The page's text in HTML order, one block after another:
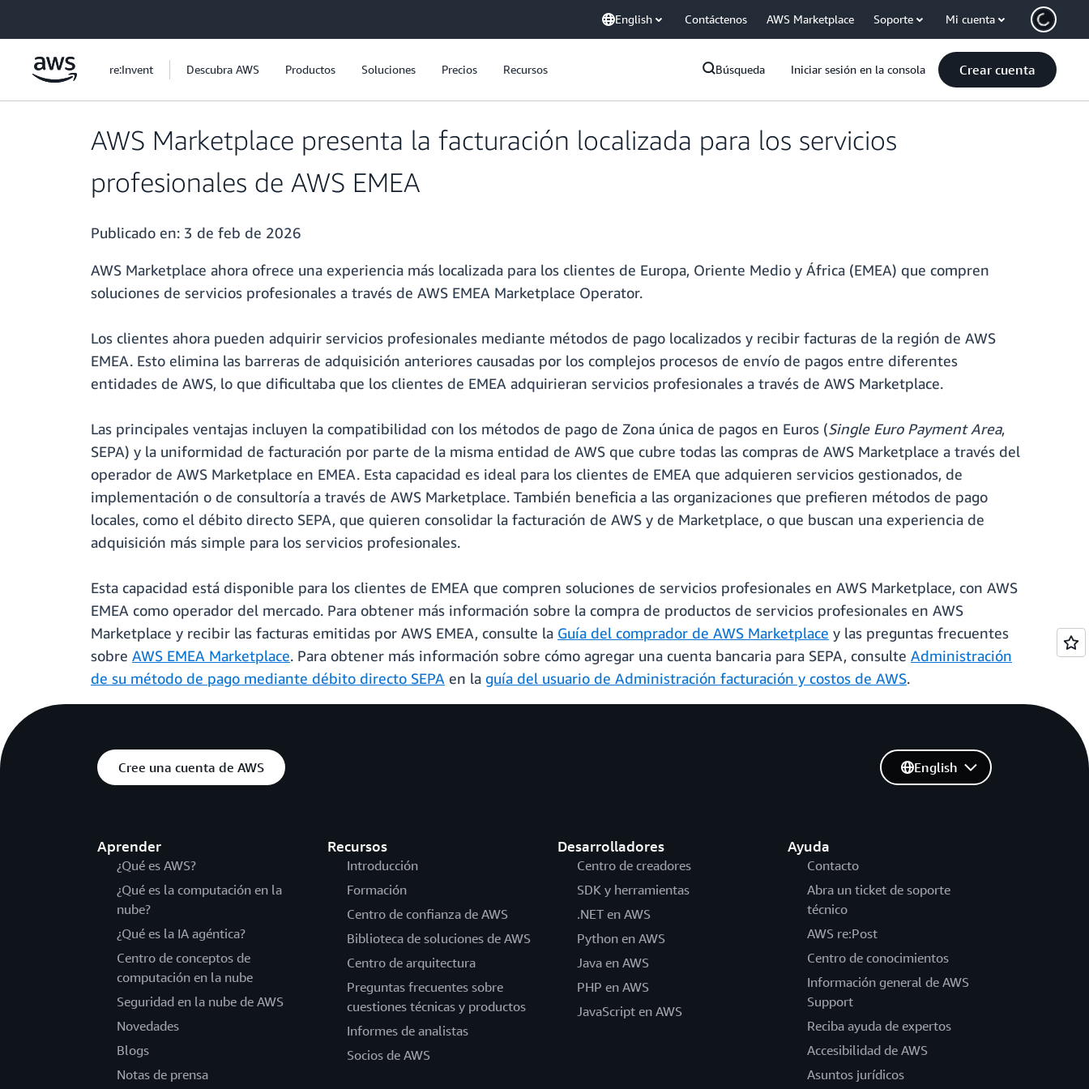
English Contáctenos AWS Marketplace Soporte Mi cuenta
re:Invent Descubra AWS Productos Soluciones Precios Recursos Búsqueda Iniciar sesión en la consola Crear cuenta
AWS Marketplace presenta la facturación localizada para los servicios
profesionales de AWS EMEA
Publicado en: 3 de feb de 2026
AWS Marketplace ahora ofrece una experiencia más localizada para los clientes de Europa, Oriente Medio y África (EMEA) que compren
soluciones de servicios profesionales a través de AWS EMEA Marketplace Operator.
Los clientes ahora pueden adquirir servicios profesionales mediante métodos de pago localizados y recibir facturas de la región de AWS
EMEA. Esto elimina las barreras de adquisición anteriores causadas por los complejos procesos de envío de pagos entre diferentes
entidades de AWS, lo que dificultaba que los clientes de EMEA adquirieran servicios profesionales a través de AWS Marketplace.
Las principales ventajas incluyen la compatibilidad con los métodos de pago de Zona única de pagos en Euros (Single Euro Payment Area,
SEPA) y la uniformidad de facturación por parte de la misma entidad de AWS que cubre todas las compras de AWS Marketplace a través del
operador de AWS Marketplace en EMEA. Esta capacidad es ideal para los clientes de EMEA que adquieren servicios gestionados, de
implementación o de consultoría a través de AWS Marketplace. También beneficia a las organizaciones que prefieren métodos de pago
locales, como el débito directo SEPA, que quieren consolidar la facturación de AWS y de Marketplace, o que buscan una experiencia de
adquisición más simple para los servicios profesionales.
Esta capacidad está disponible para los clientes de EMEA que compren soluciones de servicios profesionales en AWS Marketplace, con AWS
EMEA como operador del mercado. Para obtener más información sobre la compra de productos de servicios profesionales en AWS
Marketplace y recibir las facturas emitidas por AWS EMEA, consulte la Guía del comprador de AWS Marketplace y las preguntas frecuentes
sobre AWS EMEA Marketplace. Para obtener más información sobre cómo agregar una cuenta bancaria para SEPA, consulte Administración
de su método de pago mediante débito directo SEPA en la guía del usuario de Administración facturación y costos de AWS.
Cree una cuenta de AWS
Aprender
¿Qué es AWS?
¿Qué es la computación en la
nube?
¿Qué es la IA agéntica?
Centro de conceptos de
computación en la nube
Seguridad en la nube de AWS
Novedades
Blogs
Notas de prensa
Recursos
Introducción
Formación
Centro de confianza de AWS
Biblioteca de soluciones de AWS
Centro de arquitectura
Preguntas frecuentes sobre
cuestiones técnicas y productos
Informes de analistas
Socios de AWS
Desarrolladores
Centro de creadores
SDK y herramientas
.NET en AWS
Python en AWS
Java en AWS
PHP en AWS
JavaScript en AWS
Ayuda
Contacto
Abra un ticket de soporte
técnico
AWS re:Post
Centro de conocimientos
Información general de AWS
Support
Reciba ayuda de expertos
Accesibilidad de AWS
Asuntos jurídicos
English